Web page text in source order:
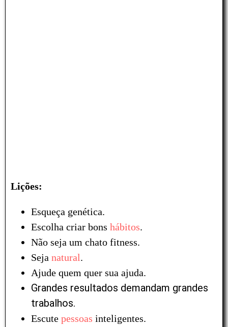
Lições:
Esqueça genética.
Escolha criar bons hábitos.
Não seja um chato fitness.
Seja natural.
Ajude quem quer sua ajuda.
Grandes resultados demandam grandes
trabalhos.
Escute pessoas inteligentes.